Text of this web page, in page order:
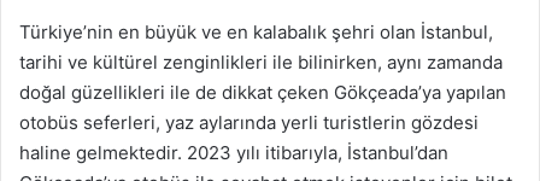
Türkiye’nin en büyük ve en kalabalık şehri olan İstanbul,
tarihi ve kültürel zenginlikleri ile bilinirken, aynı zamanda
doğal güzellikleri ile de dikkat çeken Gökçeada’ya yapılan
otobüs seferleri, yaz aylarında yerli turistlerin gözdesi
haline gelmektedir. 2023 yılı itibarıyla, İstanbul’dan